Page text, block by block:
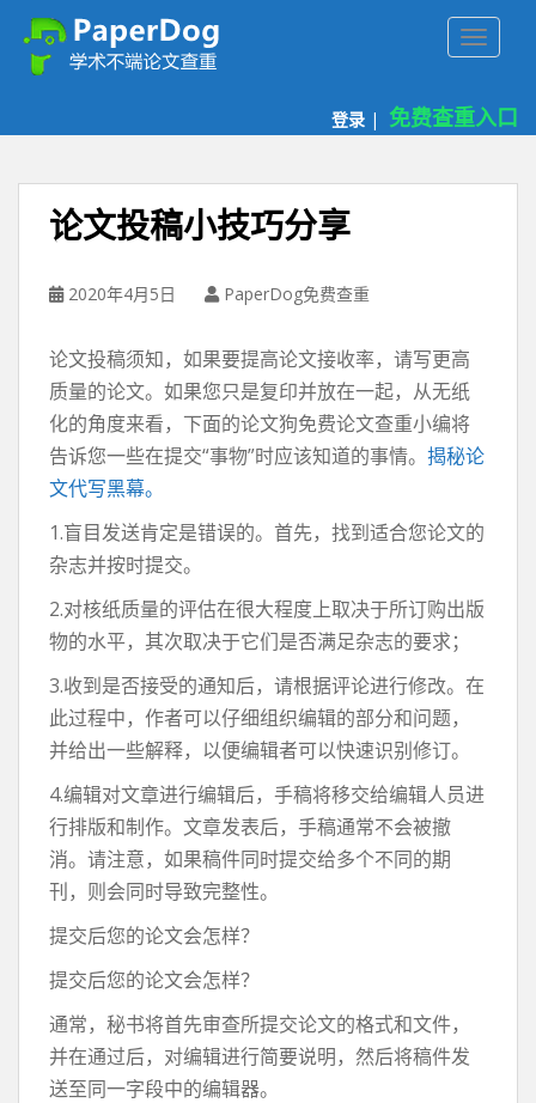
登录 | 免费查重入口
论文投稿小技巧分享
2020年4月5日 PaperDog免费查重
论文投稿须知，如果要提高论文接收率，请写更高
质量的论文。如果您只是复印并放在一起，从无纸
化的角度来看，下面的论文狗免费论文查重小编将
告诉您一些在提交“事物”时应该知道的事情。 揭秘论
文代写黑幕。
1.盲目发送肯定是错误的。首先，找到适合您论文的
杂志并按时提交。
2.对核纸质量的评估在很大程度上取决于所订购出版
物的水平，其次取决于它们是否满足杂志的要求；
3.收到是否接受的通知后，请根据评论进行修改。在
此过程中，作者可以仔细组织编辑的部分和问题，
并给出一些解释，以便编辑者可以快速识别修订。
4.编辑对文章进行编辑后，手稿将移交给编辑人员进
行排版和制作。文章发表后，手稿通常不会被撤
消。请注意，如果稿件同时提交给多个不同的期
刊，则会同时导致完整性。
提交后您的论文会怎样？
提交后您的论文会怎样？
通常，秘书将首先审查所提交论文的格式和文件，
并在通过后，对编辑进行简要说明，然后将稿件发
送至同一字段中的编辑器。